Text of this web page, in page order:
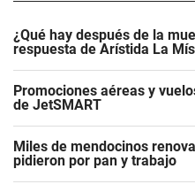
¿Qué hay después de la
respuesta de Arístida La
Promociones aéreas y
de JetSMART
Miles de mendocinos
pidieron por pan y trabajo